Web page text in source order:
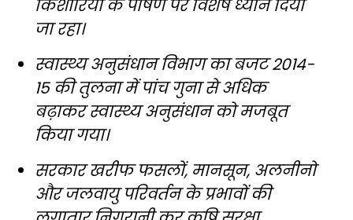
किशोरियों के पोषण पर विशेष ध्यान दिया
जा रहा।
स्वास्थ्य अनुसंधान विभाग का बजट 2014-
15 की तुलना में पांच गुना से अधिक
बढ़ाकर स्वास्थ्य अनुसंधान को मजबूत
किया गया।
सरकार खरीफ फसलों, मानसून, अलनीनो
और जलवायु परिवर्तन के प्रभावों की